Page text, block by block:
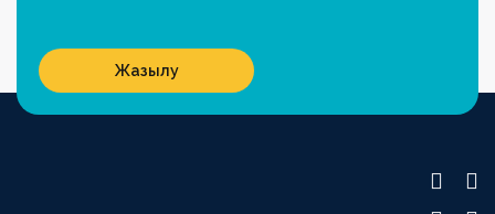
Жазылу